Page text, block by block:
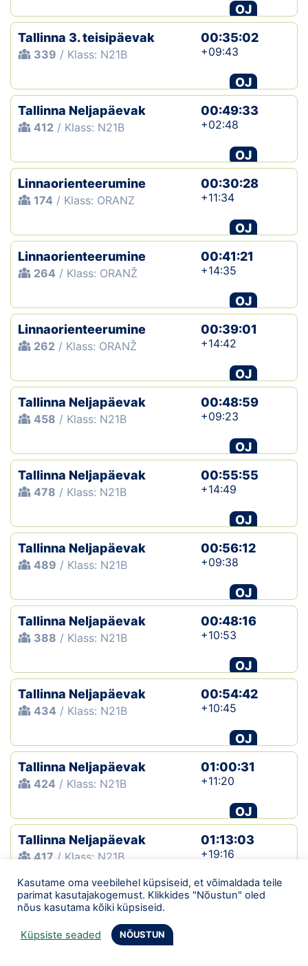
OJ
Tallinna 3. teisipäevak
339 / Klass: N21B
00:35:02
+09:43
OJ
Tallinna Neljapäevak
412 / Klass: N21B
00:49:33
+02:48
OJ
Linnaorienteerumine
174 / Klass: ORANZ
00:30:28
+11:34
OJ
Linnaorienteerumine
264 / Klass: ORANŽ
00:41:21
+14:35
OJ
Linnaorienteerumine
262 / Klass: ORANŽ
00:39:01
+14:42
OJ
Tallinna Neljapäevak
458 / Klass: N21B
00:48:59
+09:23
OJ
Tallinna Neljapäevak
478 / Klass: N21B
00:55:55
+14:49
OJ
Tallinna Neljapäevak
489 / Klass: N21B
00:56:12
+09:38
OJ
Tallinna Neljapäevak
388 / Klass: N21B
00:48:16
+10:53
OJ
Tallinna Neljapäevak
434 / Klass: N21B
00:54:42
+10:45
OJ
Tallinna Neljapäevak
424 / Klass: N21B
01:00:31
+11:20
OJ
Tallinna Neljapäevak
417 / Klass: N21B
01:13:03
+19:16
OJ
Tallinna 14. Teisipäevak
306/ Klass: N21B
Kasutame oma veebilehel küpsiseid, et võimaldada teile
parimat kasutajakogemust. Klikkides "Nõustun" oled
nõus kasutama kõiki küpsiseid.
Küpsiste seaded NÕUSTUN